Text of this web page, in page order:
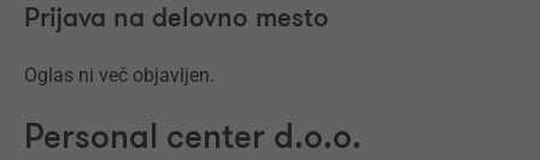
Prijava na delovno mesto
Oglas ni več objavljen.
Personal center d.o.o.